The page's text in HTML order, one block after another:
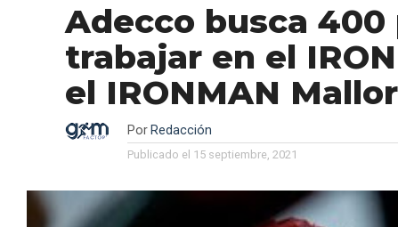
Adecco busca 400
trabajar en el
el IRONMAN
Por Redacción
Publicado el 15 septiembre, 2021